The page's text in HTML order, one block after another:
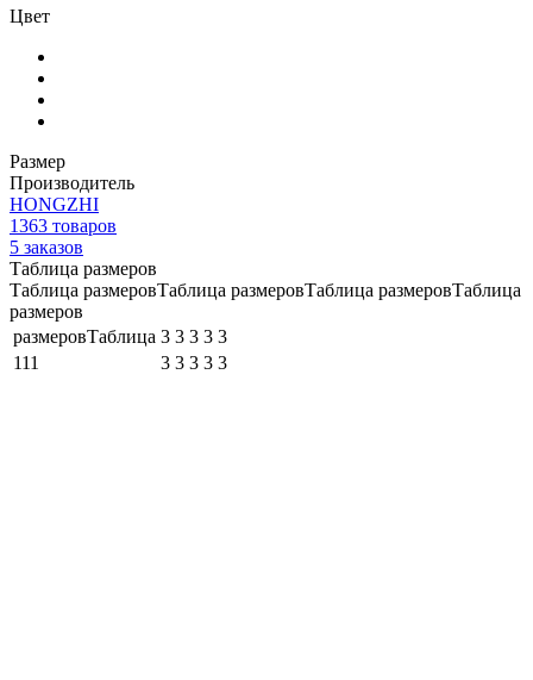
Цвет
Размер
Производитель
HONGZHI
1363 товаров
5 заказов
Таблица размеров
Таблица размеровТаблица размеровТаблица размеровТаблица
размеров
размеровТаблица 3 3 3 3 3
111
3 3 3 3 3